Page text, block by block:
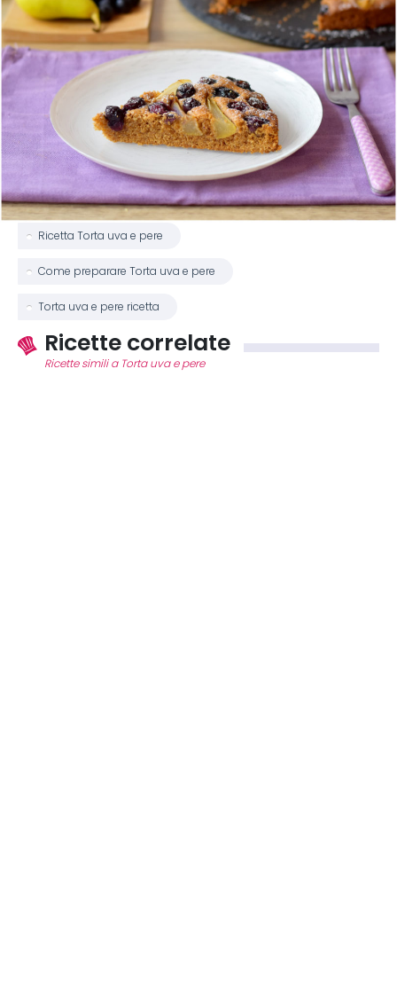
Ricetta Torta uva e pere
Come preparare Torta uva e pere
Torta uva e pere ricetta
Ricette correlate
Ricette simili a Torta uva e pere